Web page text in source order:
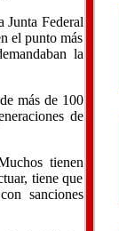
Junta Federal
el punto más
la
más de 100
de
tienen
tiene que
sanciones